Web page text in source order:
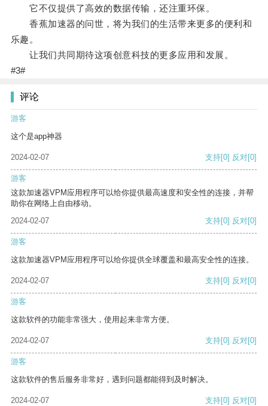
它不仅提供了高效的数据传输，还注重环保。
香蕉加速器的问世，将为我们的生活带来更多的便利和
乐趣。
让我们共同期待这项创意科技的更多应用和发展。
#3#
评论
游客
这个是app神器
2024-02-07 支持[0] 反对[0]
游客
这款加速器VPM应用程序可以给你提供最高速度和安全性的连接，并帮
助你在网络上自由移动。
2024-02-07
支持[0] 反对[0]
游客
这款加速器VPM应用程序可以给你提供全球覆盖和最高安全性的连接。
2024-02-07 支持[0] 反对[0]
游客
这款软件的功能非常强大，使用起来非常方便。
2024-02-07 支持[0] 反对[0]
游客
这款软件的售后服务非常好，遇到问题都能得到及时解决。
2024-02-07 支持[0] 反对[0]